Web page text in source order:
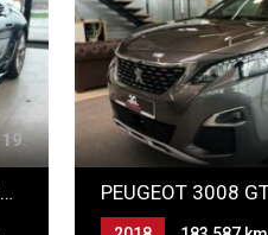
19
JAGUAR F-TYPE CABRIOLET 2.0T 300 R-DYNAMIC